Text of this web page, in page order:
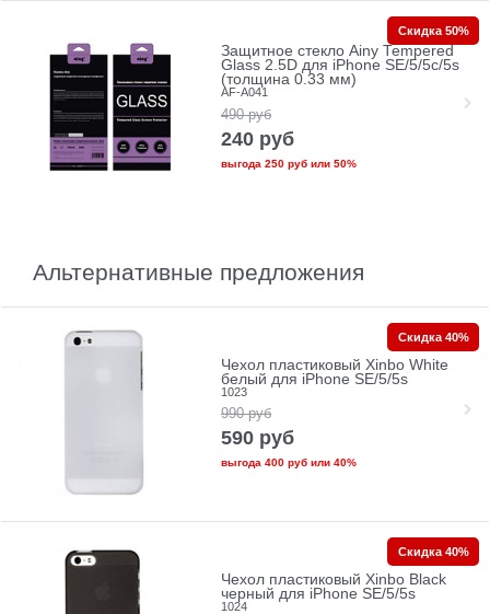
Защитное стекло Ainy Tempered
Glass 2.5D для iPhone SE/5/5c/5s
(толщина 0.33 мм)
AF-A041
490 руб
240 руб
выгода 250 рубили 50%
Скидка 50%
Альтернативные предложения
Чехол пластиковый Xinbo White
белый для iPhone SE/5/5s
1023
990 руб
590 руб
выгода 400 рубили 40%
Скидка 40%
Чехол пластиковый Xinbo Black
черный для iPhone SE/5/5s
1024
Скидка 40%